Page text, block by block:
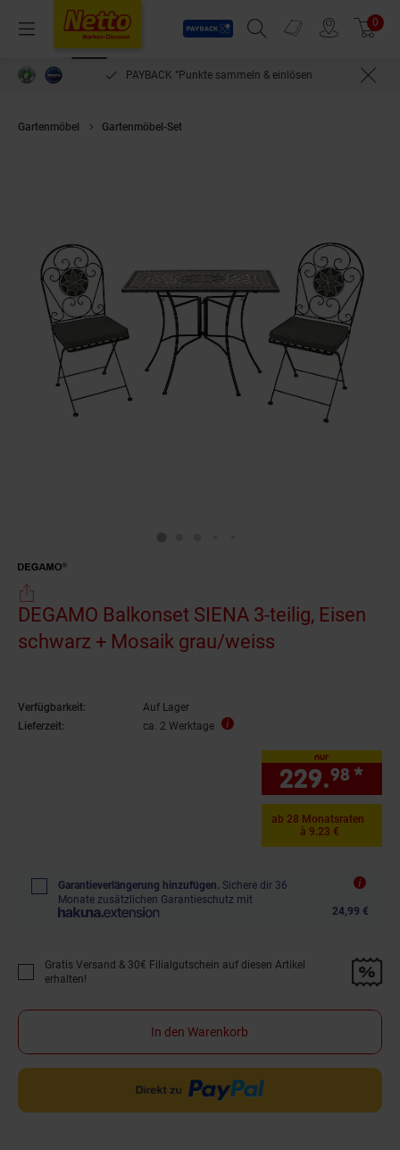
Menü
Payback
Suchfeld einblenden
Prospekte 0
PAYBACK °Punkte sammeln & einlösen
Gartenmöbel Gartenmöbel-Set
DEGAMO Balkonset SIENA 3-teilig, Eisen
schwarz + Mosaik grau/weiss
Verfügbarkeit:
Auf Lager
Lieferzeit:
ca. 2 Werktage
nur
229.98 *
ab 28 Monatsraten
à 9.23 €
Garantieverlängerung hinzufügen. Sichere dir 36
Monate zusätzlichen Garantieschutz mit
24,99 €
Promotion "Gratis Versand &amp; 30€ Filialgutschein auf diesen Artikel
Gratis Versand & 30€ Filialgutschein auf diesen Artikel
erhalten!
In den Warenkorb